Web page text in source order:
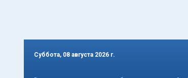
Суббота, 08 августа 2026 г.